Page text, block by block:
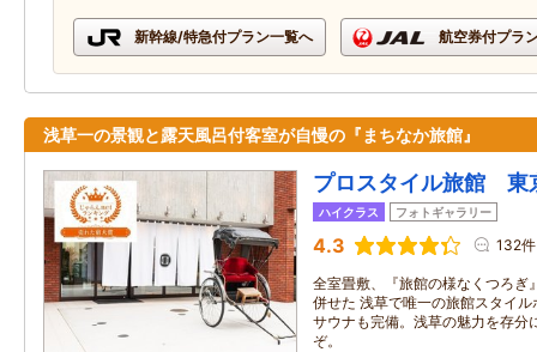
新幹線/特急付プラン一覧へ 航空券付プラ
浅草一の景観と露天風呂付客室が自慢の『まちなか旅館』
プロスタイル旅館 東
ハイクラス フォトギャラリー
4.3 132件
全室畳敷、『旅館の様なくつろぎ
併せた 浅草で唯一の旅館スタイ
サウナも完備。浅草の魅力を存分
ぞ。